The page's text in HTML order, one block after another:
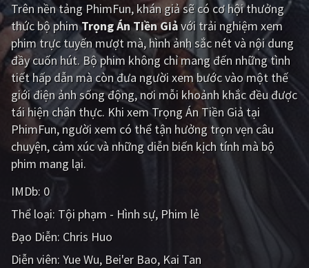
Hàn Quốc Nhật Bản
Ấn Độ Việt Nam
Tổng hợp
CẬP NHẬT
PHIM MỚI
PHIM BỘ
PHIM LẺ
PHIM CHIẾU RẠP
TUYỂN TẬP PHIM
Trên nền tảng PhimFun, khán giả sẽ có cơ hội thưởng
thức bộ phimTrọng Án Tiền Giảvới trải nghiệm xem
phim trực tuyến mượt mà, hình ảnh sắc nét và nội dung
đầy cuốn hút. Bộ phim không chỉ mang đến những tình
tiết hấp dẫn mà còn đưa người xem bước vào một thế
giới điện ảnh sống động, nơi mỗi khoảnh khắc đều được
tái hiện chân thực. Khi xem Trọng Án Tiền Giả tại
PhimFun, người xem có thể tận hưởng trọn vẹn câu
chuyện, cảm xúc và những diễn biến kịch tính mà bộ
phim mang lại.
IMDb: 0
Thể loại: Tội phạm - Hình sự Phim lẻ
Đạo Diễn: Chris Huo
Diễn viên: Yue Wu Bei'er Bao Kai Tan